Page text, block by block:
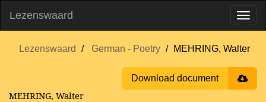
Lezenswaard
Lezenswaard German - Poetry MEHRING, Walter
Download document
MEHRING, Walter